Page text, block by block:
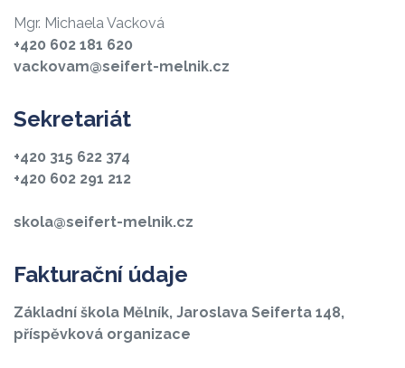
Mgr. Michaela Vacková
+420 602 181 620
vackovam@seifert-melnik.cz
Sekretariát
+420 315 622 374
+420 602 291 212
skola@seifert-melnik.cz
Fakturační údaje
Základní škola Mělník, Jaroslava Seiferta 148,
příspěvková organizace